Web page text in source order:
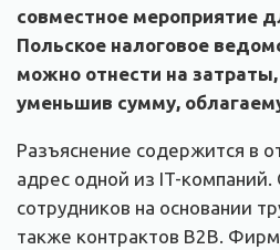
совместное мероприятие
Польское налоговое
можно отнести на
уменьшив сумму,
Разъяснение содержится в
адрес одной из IT-компаний.
сотрудников на основании
также контрактов B2B.